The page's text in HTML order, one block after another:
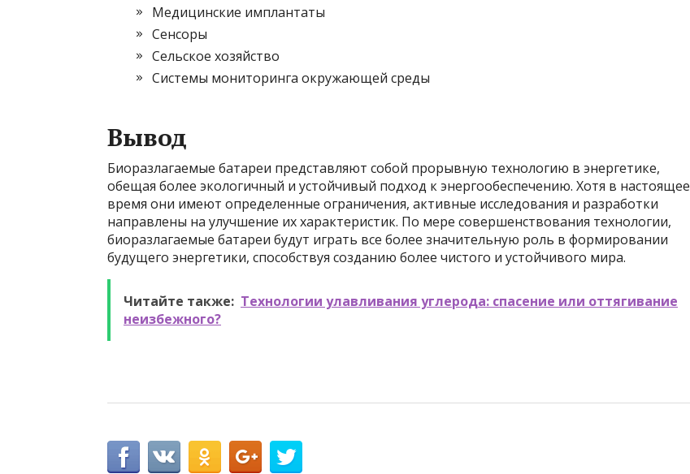
Медицинские имплантаты
Сенсоры
Сельское хозяйство
Системы мониторинга окружающей среды
Вывод
Биоразлагаемые батареи представляют собой прорывную технологию в энергетике,
обещая более экологичный и устойчивый подход к энергообеспечению. Хотя в настоящее
время они имеют определенные ограничения, активные исследования и разработки
направлены на улучшение их характеристик. По мере совершенствования технологии,
биоразлагаемые батареи будут играть все более значительную роль в формировании
будущего энергетики, способствуя созданию более чистого и устойчивого мира.
Читайте также: Технологии улавливания углерода: спасение или оттягивание
неизбежного?